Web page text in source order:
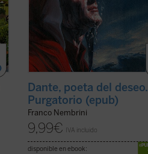
Dante, poeta del deseo.
Purgatorio (epub)
Franco Nembrini
9,99€ IVA incluido
disponible en ebook: